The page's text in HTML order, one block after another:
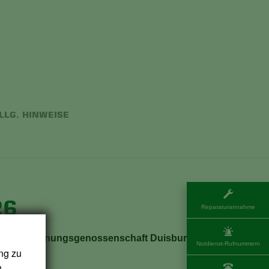
HINWEISE
der Wohnungsgenossenschaft Duisburg-
Reparaturannahme
Notdienst-Rufnummern
zu